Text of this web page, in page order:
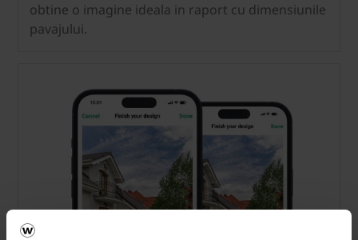
obtine o imagine ideala in raport cu dimensiunile
pavajului.